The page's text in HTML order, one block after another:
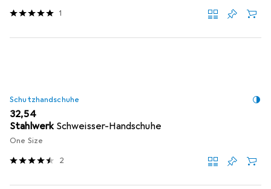
1
Schutzhandschuhe
EUR
32,54
Stahlwerk Schweisser-Handschuhe
One Size
2